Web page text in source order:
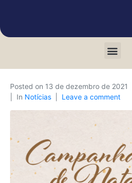
Posted on 13 de dezembro de 2021
In Notícias Leave a comment